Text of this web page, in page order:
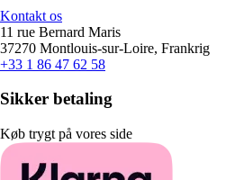
Kontakt os
11 rue Bernard Maris
37270 Montlouis-sur-Loire, Frankrig
+33 1 86 47 62 58
Sikker betaling
Køb trygt på vores side